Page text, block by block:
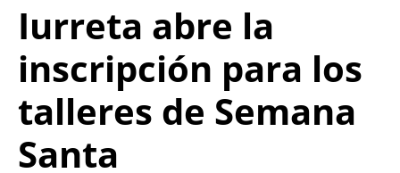
Iurreta abre la
inscripción para los
talleres de Semana
Santa